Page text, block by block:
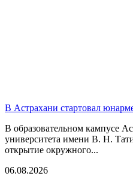
В Астрахани стартовал
В образовательном кампусе
университета имени В. Н.
открытие окружного...
06.08.2026